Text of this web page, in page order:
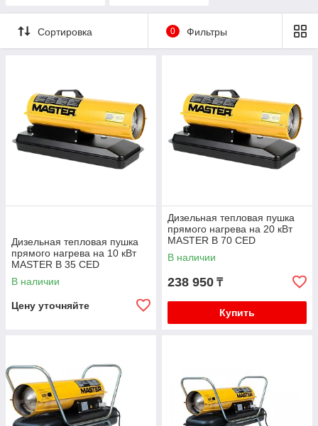
Сортировка 0 Фильтры
Дизельная тепловая пушка
прямого нагрева на 10 кВт
MASTER B 35 CED
В наличии
Цену уточняйте
Дизельная тепловая пушка
прямого нагрева на 20 кВт
MASTER B 70 CED
В наличии
238 950 ₸
Купить